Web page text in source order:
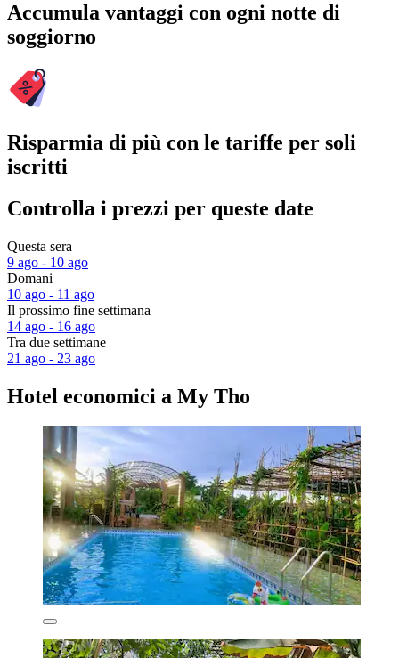
Accumula vantaggi con ogni notte di
soggiorno
Risparmia di più con le tariffe per soli
iscritti
Controlla i prezzi per queste date
Questa sera
9 ago - 10 ago
Domani
10 ago - 11 ago
Il prossimo fine settimana
14 ago - 16 ago
Tra due settimane
21 ago - 23 ago
Hotel economici a My Tho